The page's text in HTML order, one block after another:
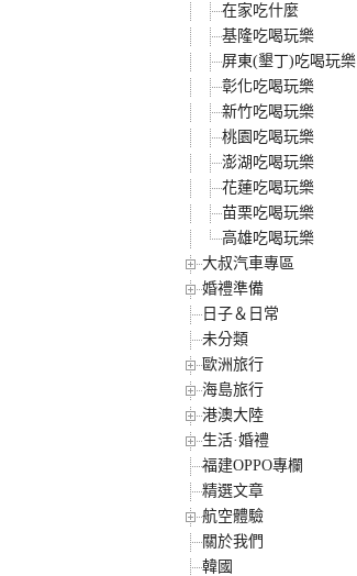
在家吃什麼
基隆吃喝玩樂
屏東(墾丁)吃喝玩樂
彰化吃喝玩樂
新竹吃喝玩樂
桃園吃喝玩樂
澎湖吃喝玩樂
花蓮吃喝玩樂
苗栗吃喝玩樂
高雄吃喝玩樂
大叔汽車專區
婚禮準備
日子＆日常
未分類
歐洲旅行
海島旅行
港澳大陸
生活·婚禮
福建OPPO專欄
精選文章
航空體驗
關於我們
韓國